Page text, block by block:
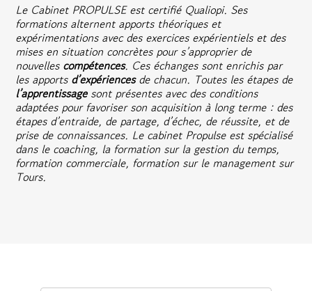
Le Cabinet PROPULSE est certifié Qualiopi. Ses
formations alternent apports théoriques et
expérimentations avec des exercices expérientiels et des
mises en situation concrètes pour s’approprier de
nouvelles compétences. Ces échanges sont enrichis par
les apports d’expériencesde chacun. Toutes les étapes de
l’apprentissagesont présentes avec des conditions
adaptées pour favoriser son acquisition à long terme : des
étapes d’entraide, de partage, d’échec, de réussite, et de
prise de connaissances. Le cabinet Propulse est spécialisé
dans le coaching, la formation sur la gestion du temps,
formation commerciale, formation sur le management sur
Tours.